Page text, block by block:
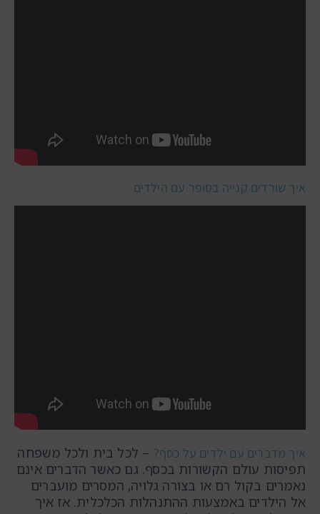
איך שורדים קנייה בסופר עם הילדים
איך מדברים עם ילדים על כסף? – לכל בית ולכל משפחה
תפיסות עולם הקשורות בכסף. גם כאשר הדברים אינם
נאמרים בקול רם או בצורה גלויה, המסרים מועברים
אל הילדים באמצעות ההתנהלות הכלכלית. אז איך